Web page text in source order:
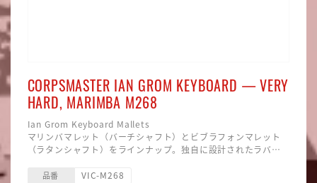
CORPSMASTER IAN GROM KEYBOARD — VERY
HARD, MARIMBA M268
Ian Grom Keyboard Mallets
マリンバマレット（バーチシャフト）とビブラフォンマレット
（ラタンシャフト）をラインナップ。独自に設計されたラバー
ダークなサウンドを実現。
材質 ラタン
品番 VIC-M268